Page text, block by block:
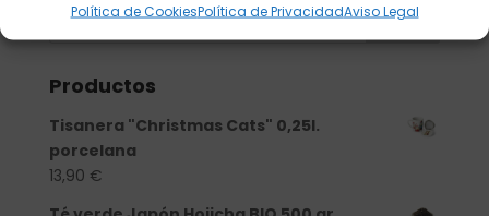
Política de CookiesPolítica de PrivacidadAviso Legal
Buscar
Productos
Tisanera "Christmas Cats" 0,25l.
porcelana
13,90 €